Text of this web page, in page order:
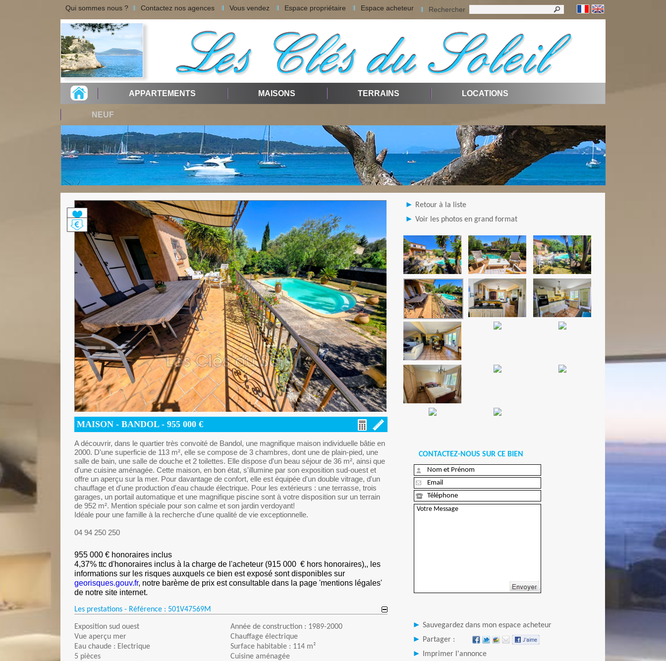
Qui sommes nous ? Contactez nos agences Vous vendez Espace propriétaire Espace acheteur Rechercher
APPARTEMENTS MAISONS TERRAINS LOCATIONS
NEUF
Retour à la liste
Voir les photos en grand format
MAISON - BANDOL - 955 000 €
A découvrir, dans le quartier très convoité de Bandol, une magnifique maison individuelle bâtie en
2000. D'une superficie de 113 m², elle se compose de 3 chambres, dont une de plain-pied, une
salle de bain, une salle de douche et 2 toilettes. Elle dispose d'un beau séjour de 36 m², ainsi que
d'une cuisine aménagée. Cette maison, en bon état, s'illumine par son exposition sud-ouest et
offre un aperçu sur la mer. Pour davantage de confort, elle est équipée d'un double vitrage, d'un
chauffage et d'une production d'eau chaude électrique. Pour les extérieurs : une terrasse, trois
garages, un portail automatique et une magnifique piscine sont à votre disposition sur un terrain
de 952 m². Mention spéciale pour son calme et son jardin verdoyant!
Idéale pour une famille à la recherche d'une qualité de vie exceptionnelle.
04 94 250 250
955 000 € honoraires inclus
4,37% ttc d'honoraires inclus à la charge de l'acheteur (915 000 € hors honoraires),, les
informations sur les risques auxquels ce bien est exposé sont disponibles sur
georisques.gouv.fr, notre barème de prix est consultable dans la page 'mentions légales'
de notre site internet.
Les prestations - Référence : 501V47569M
Exposition sud ouest
Année de construction : 1989-2000
Vue aperçu mer
Chauffage électrique
Eau chaude : Electrique
Surface habitable : 114 m²
5 pièces
Cuisine aménagée
CONTACTEZ-NOUS SUR CE BIEN
Sauvegardez dans mon espace acheteur
Partager :
Imprimer l'annonce